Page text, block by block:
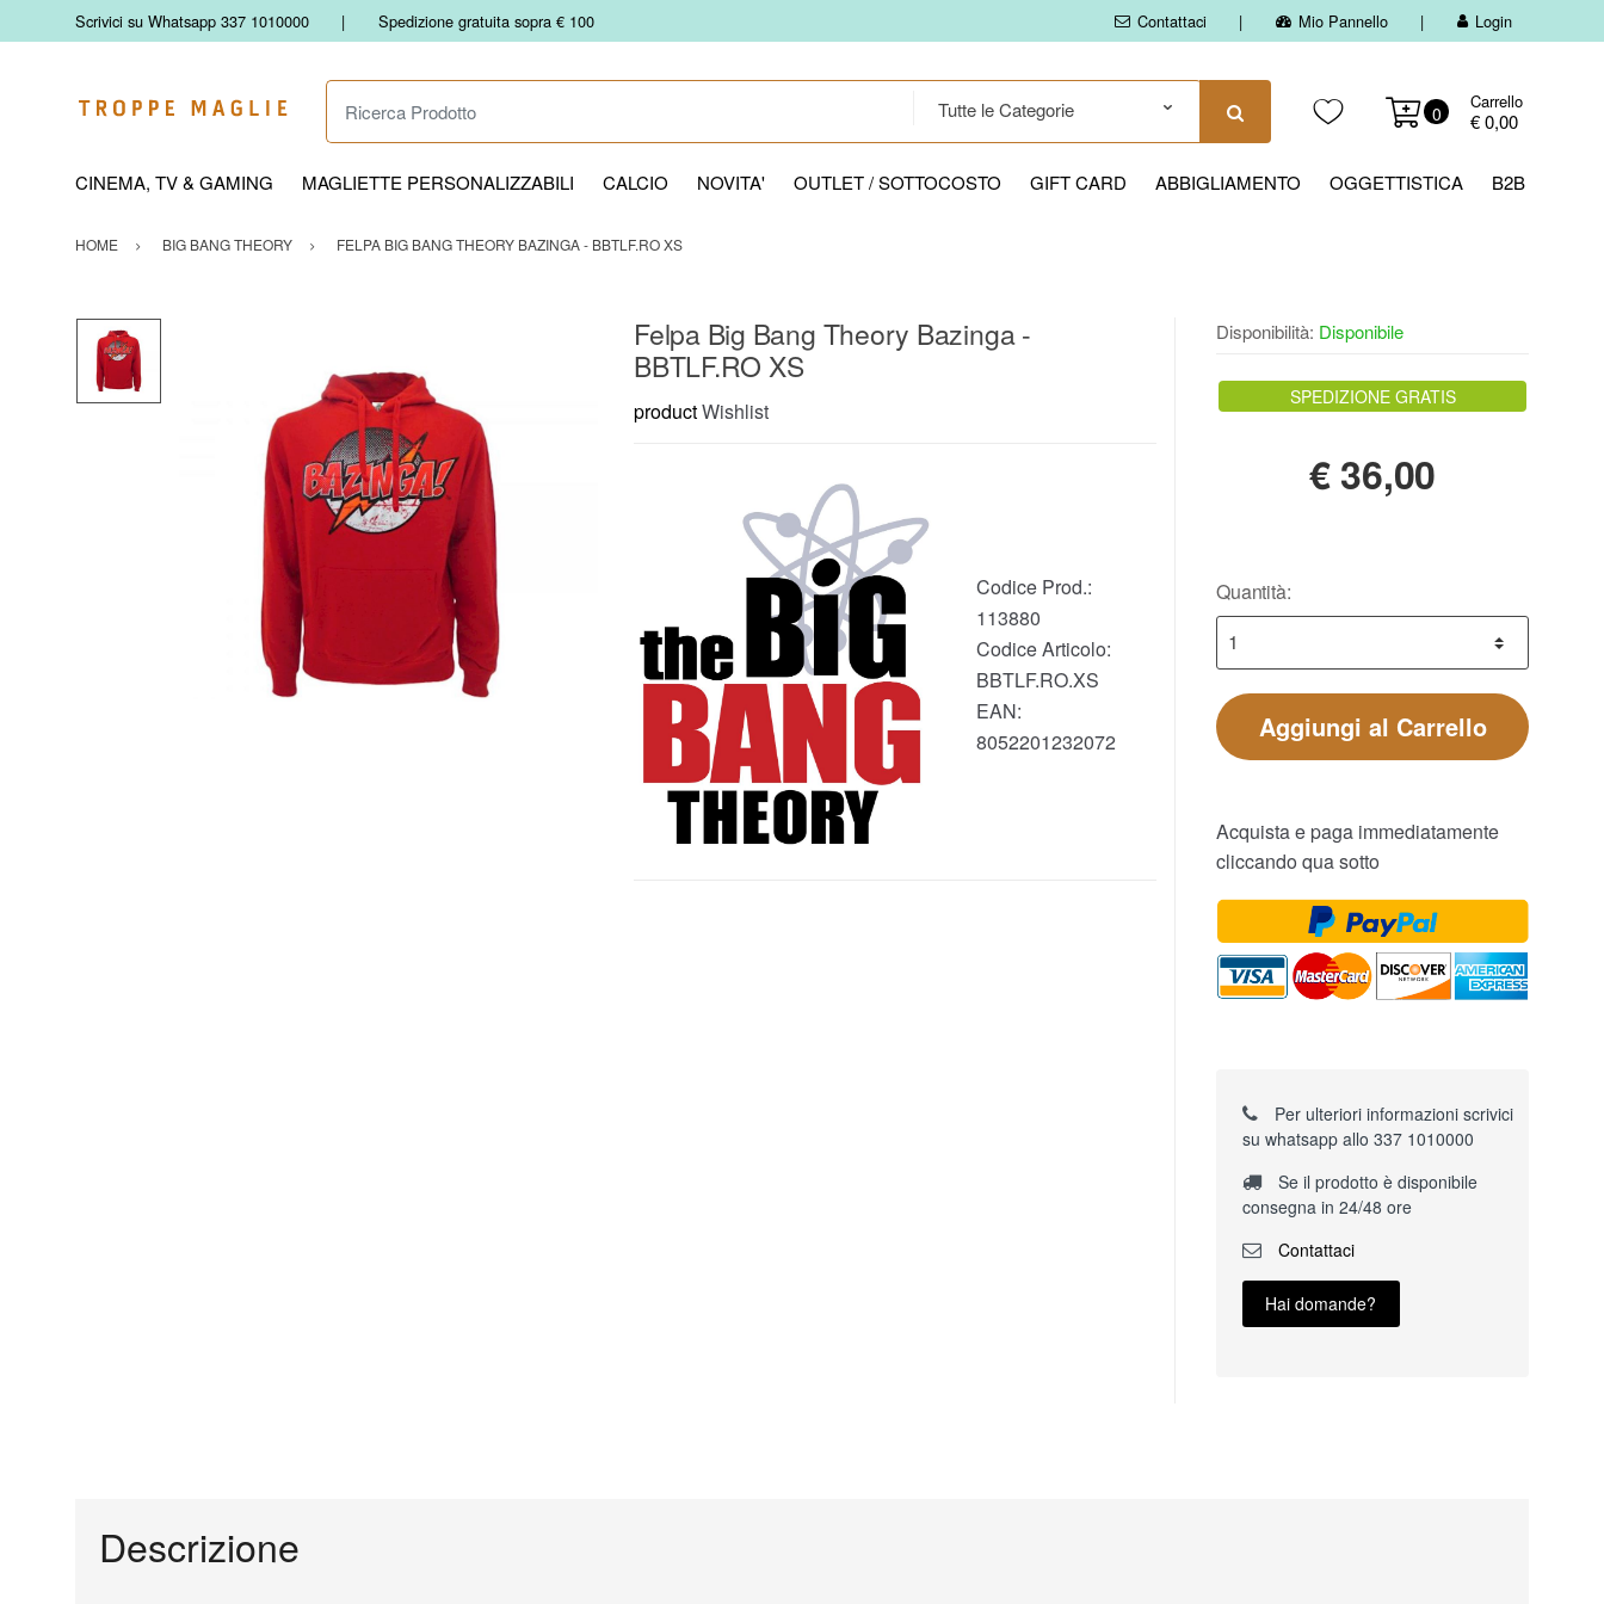
Scrivici su Whatsapp 337 1010000 Spedizione gratuita sopra € 100 Contattaci Mio Pannello Login
Ricerca Prodotto
0
Carrello
€ 0,00
CINEMA, TV & GAMING MAGLIETTE PERSONALIZZABILI CALCIO NOVITA' OUTLET / SOTTOCOSTO GIFT CARD ABBIGLIAMENTO OGGETTISTICA B2B
HOME BIG BANG THEORY FELPA BIG BANG THEORY BAZINGA - BBTLF.RO XS
Felpa Big Bang Theory Bazinga -
BBTLF.RO XS
productWishlist
Codice Prod.:
113880
Codice Articolo:
BBTLF.RO.XS
EAN:
8052201232072
Disponibilità: Disponibile
SPEDIZIONE GRATIS
€36,00
Quantità:
Aggiungi al Carrello
Acquista e paga immediatamente
cliccando qua sotto
Per ulteriori informazioni scrivici
su whatsapp allo 337 1010000
Se il prodotto è disponibile
consegna in 24/48 ore
Contattaci
Hai domande?
Descrizione